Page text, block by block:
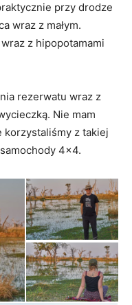
przy drodze
wraz z małym.
z hipopotamami
rezerwatu wraz z
Nie mam
korzystaliśmy z takiej
4×4.